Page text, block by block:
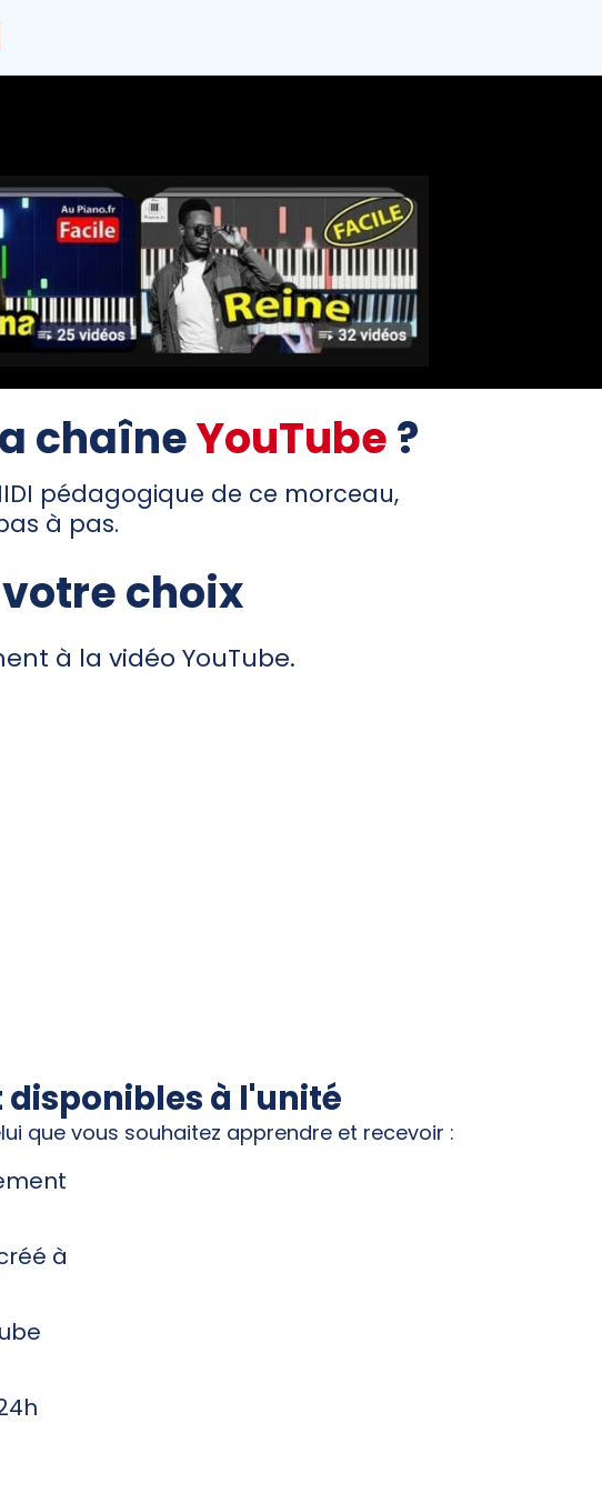
chaîneYouTube?
pédagogique de ce morceau,
à pas.
choix
à la vidéo YouTube.
à l'unité
que vous souhaitez apprendre et recevoir :
à